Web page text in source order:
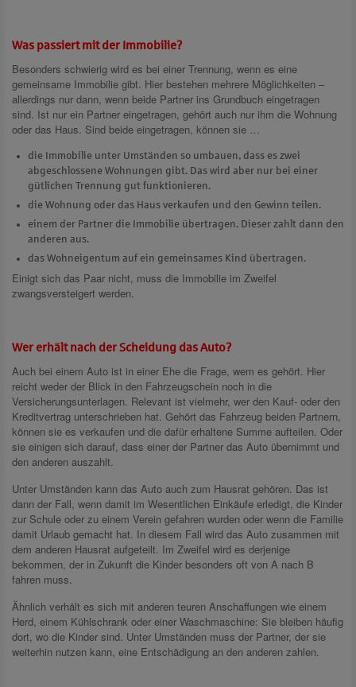
Was passiert mit der Immobilie?
Besonders schwierig wird es bei einer Trennung, wenn es eine
gemeinsame Immobilie gibt. Hier bestehen mehrere Möglichkeiten –
allerdings nur dann, wenn beide Partner ins Grundbuch eingetragen
sind. Ist nur ein Partner eingetragen, gehört auch nur ihm die Wohnung
oder das Haus. Sind beide eingetragen, können sie …
die Immobilie unter Umständen so umbauen, dass es zwei
abgeschlossene Wohnungen gibt. Das wird aber nur bei einer
gütlichen Trennung gut funktionieren.
die Wohnung oder das Haus verkaufen und den Gewinn teilen.
einem der Partner die Immobilie übertragen. Dieser zahlt dann den
anderen aus.
das Wohneigentum auf ein gemeinsames Kind übertragen.
Einigt sich das Paar nicht, muss die Immobilie im Zweifel
zwangsversteigert werden.
Wer erhält nach der Scheidung das Auto?
Auch bei einem Auto ist in einer Ehe die Frage, wem es gehört. Hier
reicht weder der Blick in den Fahrzeugschein noch in die
Versicherungsunterlagen. Relevant ist vielmehr, wer den Kauf- oder den
Kreditvertrag unterschrieben hat. Gehört das Fahrzeug beiden Partnern,
können sie es verkaufen und die dafür erhaltene Summe aufteilen. Oder
sie einigen sich darauf, dass einer der Partner das Auto übernimmt und
den anderen auszahlt.
Unter Umständen kann das Auto auch zum Hausrat gehören. Das ist
dann der Fall, wenn damit im Wesentlichen Einkäufe erledigt, die Kinder
zur Schule oder zu einem Verein gefahren wurden oder wenn die Familie
damit Urlaub gemacht hat. In diesem Fall wird das Auto zusammen mit
dem anderen Hausrat aufgeteilt. Im Zweifel wird es derjenige
bekommen, der in Zukunft die Kinder besonders oft von A nach B
fahren muss.
Ähnlich verhält es sich mit anderen teuren Anschaffungen wie einem
Herd, einem Kühlschrank oder einer Waschmaschine: Sie bleiben häufig
dort, wo die Kinder sind. Unter Umständen muss der Partner, der sie
weiterhin nutzen kann, eine Entschädigung an den anderen zahlen.